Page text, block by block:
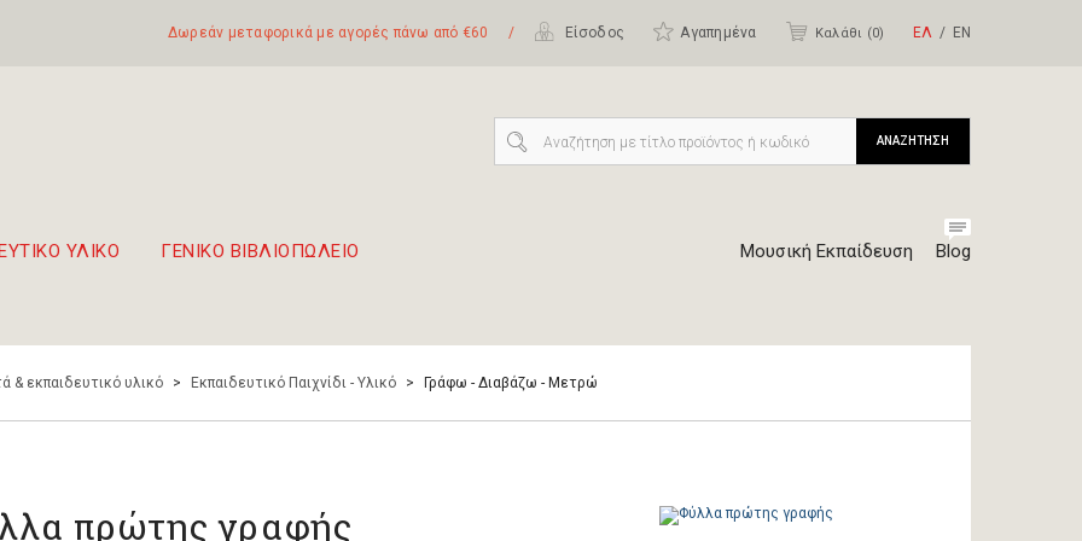
Δωρεάν μεταφορικά με αγορές πάνω από €60 / Είσοδος Αγαπημένα Καλάθι (0) ΕΛ ΕΝ
ΥΛΙΚΟ ΓΕΝΙΚΟ ΒΙΒΛΙΟΠΩΛΕΙΟ Μουσική Εκπαίδευση Blog
ΑΝΑΖΗΤΗΣΗ
& εκπαιδευτικό υλικό > Εκπαιδευτικό Παιχνίδι - Υλικό > Γράφω - Διαβάζω - Μετρώ
πρώτης γραφής